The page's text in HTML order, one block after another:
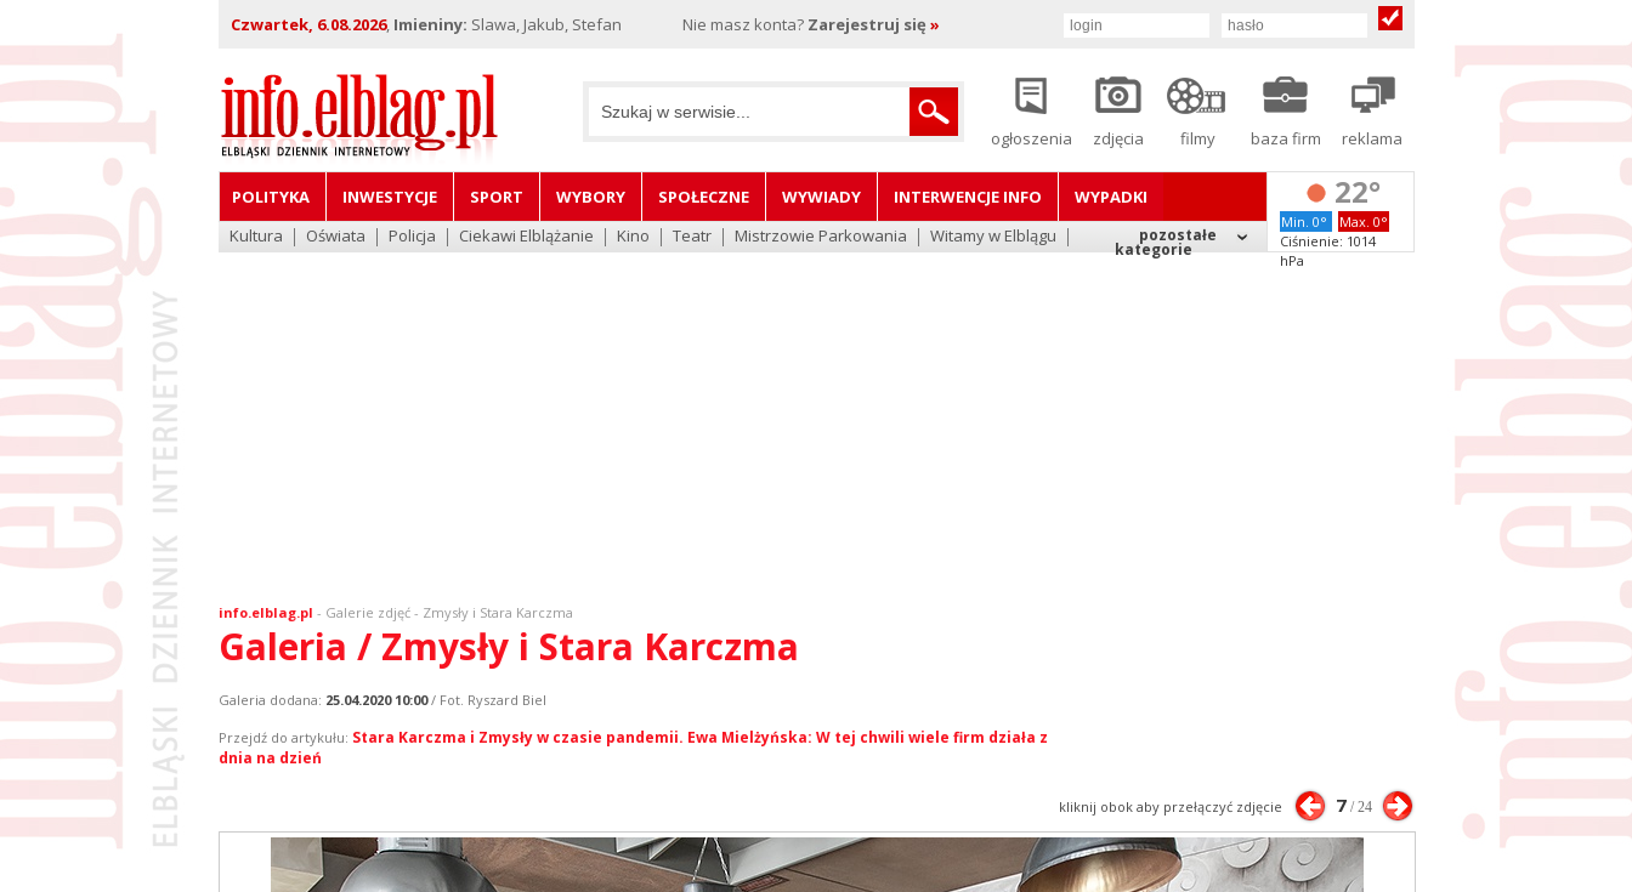
Czwartek, 6.08.2026, Imieniny: Slawa, Jakub, Stefan Nie masz konta? Zarejestruj się »
ogłoszenia zdjęcia filmy baza firm reklama
POLITYKA INWESTYCJE SPORT WYBORY SPOŁECZNE WYWIADY INTERWENCJE INFO
WYPADKI
Kultura
Oświata Policja Ciekawi Elblążanie Kino Teatr Mistrzowie Parkowania Witamy w Elblągu pozostałe
kategorie
22°
Min. 0°
Max. 0°
Ciśnienie: 1014
hPa
info.elblag.pl - Galerie zdjęć- Zmysły i Stara Karczma
Galeria / Zmysły i Stara Karczma
Galeria dodana: 25.04.2020 10:00/ Fot. Ryszard Biel
Przejdź do artykułu: Stara Karczma i Zmysły w czasie pandemii. Ewa Mielżyńska: W tej chwili wiele firm działa z
dnia na dzień
kliknij obok aby przełączyć zdjęcie 7/ 24